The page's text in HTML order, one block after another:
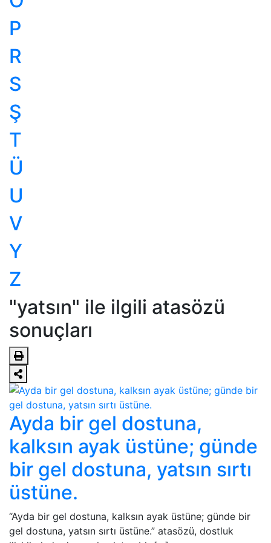
P
R
S
Ş
T
Ü
U
V
Y
Z
"yatsın" ile ilgili atasözü
sonuçları
Ayda bir gel dostuna,
kalksın ayak üstüne; günde
bir gel dostuna, yatsın sırtı
üstüne.
“Ayda bir gel dostuna, kalksın ayak üstüne; günde bir
gel dostuna, yatsın sırtı üstüne.” atasözü, dostluk